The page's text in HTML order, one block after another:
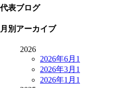
代表ブログ
月別アーカイブ
2026
2026年6月 1
2026年3月 1
2026年1月 1